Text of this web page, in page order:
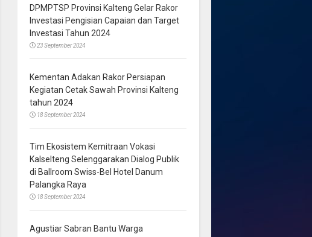
DPMPTSP Provinsi Kalteng Gelar Rakor
Investasi Pengisian Capaian dan Target
Investasi Tahun 2024
23 September 2024
Kementan Adakan Rakor Persiapan
Kegiatan Cetak Sawah Provinsi Kalteng
tahun 2024
18 September 2024
Tim Ekosistem Kemitraan Vokasi
Kalselteng Selenggarakan Dialog Publik
di Ballroom Swiss-Bel Hotel Danum
Palangka Raya
18 September 2024
Agustiar Sabran Bantu Warga